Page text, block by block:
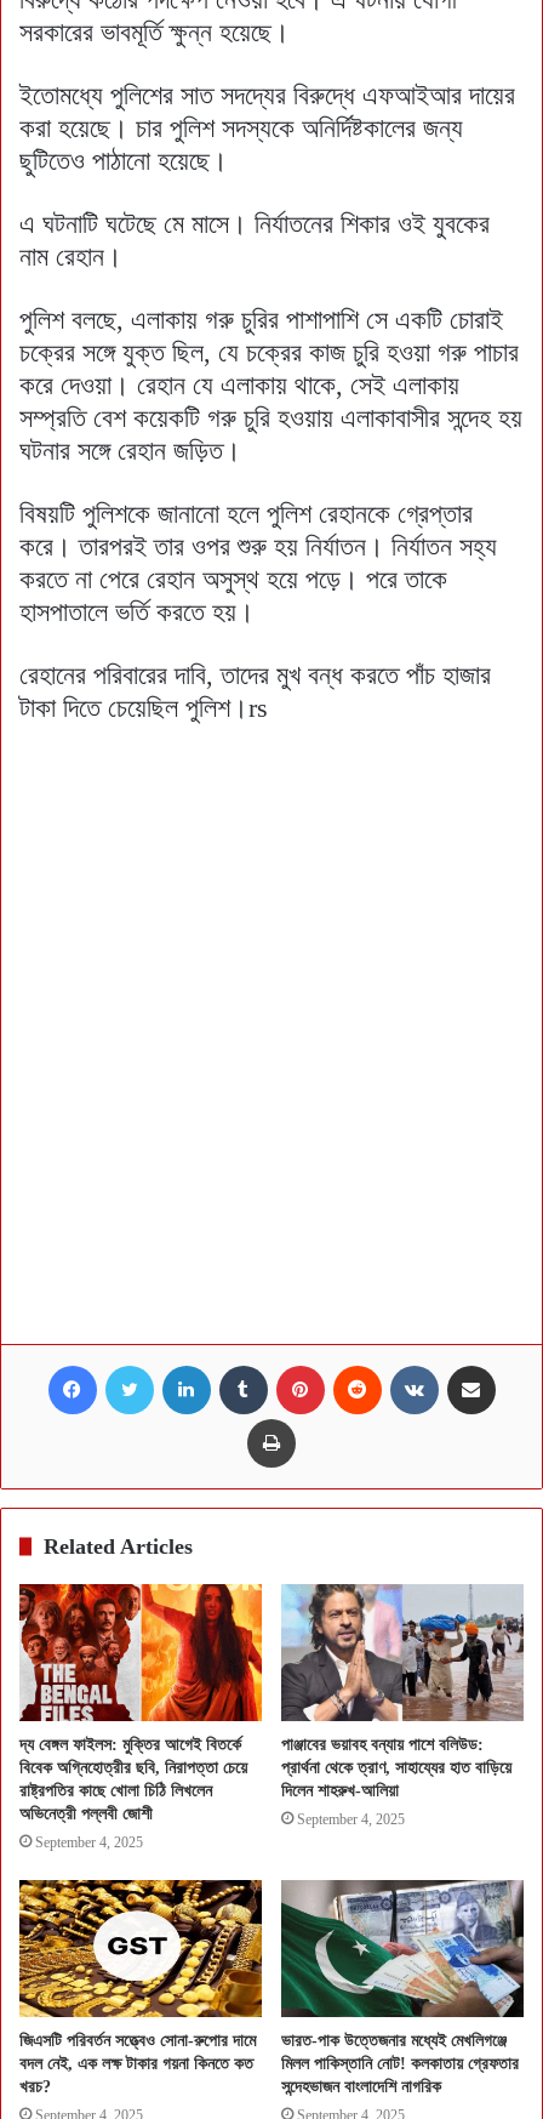
সরকারের ভাবমূর্তি ক্ষুন্ন হয়েছে।
ইতোমধ্যে পুলিশের সাত সদদ্যের বিরুদ্ধে এফআইআর দায়ের
করা হয়েছে। চার পুলিশ সদস্যকে অনির্দিষ্টকালের জন্য
ছুটিতেও পাঠানো হয়েছে।
এ ঘটনাটি ঘটেছে মে মাসে। নির্যাতনের শিকার ওই যুবকের
নাম রেহান।
পুলিশ বলছে, এলাকায় গরু চুরির পাশাপাশি সে একটি চোরাই
চক্রের সঙ্গে যুক্ত ছিল, যে চক্রের কাজ চুরি হওয়া গরু পাচার
করে দেওয়া। রেহান যে এলাকায় থাকে, সেই এলাকায়
সম্প্রতি বেশ কয়েকটি গরু চুরি হওয়ায় এলাকাবাসীর সন্দেহ হয়
ঘটনার সঙ্গে রেহান জড়িত।
বিষয়টি পুলিশকে জানানো হলে পুলিশ রেহানকে গ্রেপ্তার
করে। তারপরই তার ওপর শুরু হয় নির্যাতন। নির্যাতন সহ্য
করতে না পেরে রেহান অসুস্থ হয়ে পড়ে। পরে তাকে
হাসপাতালে ভর্তি করতে হয়।
রেহানের পরিবারের দাবি, তাদের মুখ বন্ধ করতে পাঁচ হাজার
টাকা দিতে চেয়েছিল পুলিশ।rs
Facebook Twitter LinkedIn Tumblr Pinterest Reddit VKontakte
Print
Related Articles
দ্য বেঙ্গল ফাইলস: মুক্তির আগেই বিতর্কে
বিবেক অগ্নিহোত্রীর ছবি, নিরাপত্তা চেয়ে
রাষ্ট্রপতির কাছে খোলা চিঠি লিখলেন
অভিনেত্রী পল্লবী জোশী
September 4, 2025
পাঞ্জাবের ভয়াবহ বন্যায় পাশে বলিউড:
প্রার্থনা থেকে ত্রাণ, সাহায্যের হাত বাড়িয়ে
দিলেন শাহরুখ-আলিয়া
September 4, 2025
জিএসটি পরিবর্তন সত্ত্বেও সোনা-রুপোর দামে
বদল নেই, এক লক্ষ টাকার গয়না কিনতে কত
খরচ?
September 4, 2025
ভারত-পাক উত্তেজনার মধ্যেই মেখলিগঞ্জে
মিলল পাকিস্তানি নোট! কলকাতায় গ্রেফতার
সন্দেহভাজন বাংলাদেশি নাগরিক
September 4, 2025